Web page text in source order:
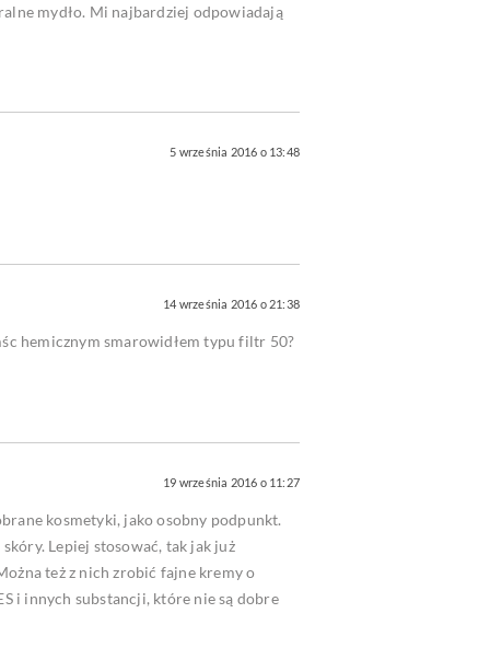
mydło. Mi najbardziej odpowiadają
5 września 2016 o 13:48
14 września 2016 o 21:38
hemicznym smarowidłem typu filtr 50?
19 września 2016 o 11:27
kosmetyki, jako osobny podpunkt.
Lepiej stosować, tak jak już
też z nich zrobić fajne kremy o
i innych substancji, które nie są dobre